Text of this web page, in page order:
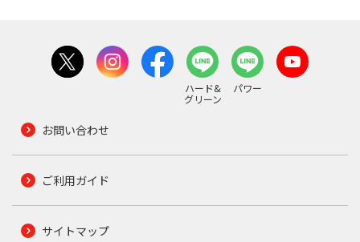
ハード&
グリーン
パワー
お問い合わせ
ご利用ガイド
サイトマップ